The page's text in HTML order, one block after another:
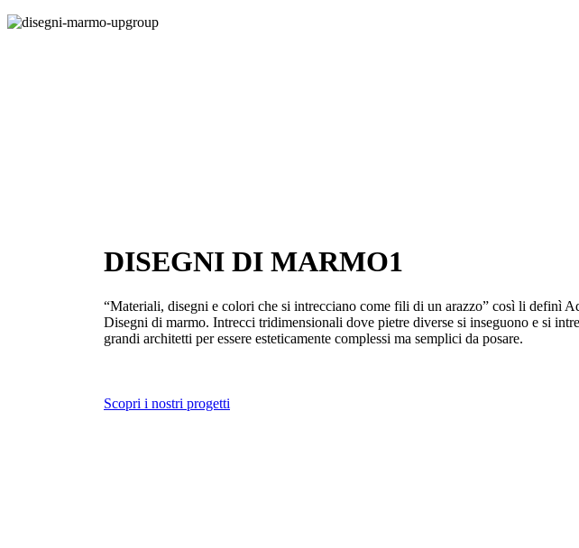
DISEGNI DI MARMO1
“Materiali, disegni e colori che si intrecciano come fili di un arazzo” così li definì
Disegni di marmo. Intrecci tridimensionali dove pietre diverse si inseguono e si
grandi architetti per essere esteticamente complessi ma semplici da posare.
Scopri i nostri progetti